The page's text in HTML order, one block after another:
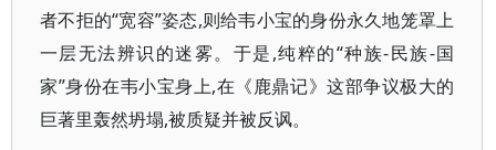
者不拒的“宽容”姿态,则给韦小宝的身份永久地笼罩上
一层无法辨识的迷雾。于是,纯粹的“种族-民族-国
家”身份在韦小宝身上,在《鹿鼎记》这部争议极大的
巨著里轰然坍塌,被质疑并被反讽。